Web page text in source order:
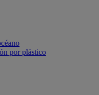
por plástico